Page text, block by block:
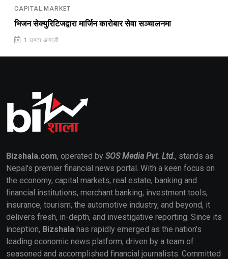
CAPITAL MARKET
भिजन सेक्युरिटिजद्वारा मार्जिन कारोबार सेवा सञ्चालनमा
1 घण्टा अगाडी
Bizshala.com, operated by SOS Media Pvt. Ltd., stands as
Nepal's premier financial news portal. With a keen focus on
the economy, capital markets, real estate, banking and
financial institutions, merchant banking, investment tools,
insurance, tourism, the automotive industry, and beyond, it
delivers fresh, in-depth, and investigative reporting. Since its
inception, Bizshala has rapidly emerged as the nation's
leading economic news platform, driven by a team of
seasoned and accomplished financial journalists. Committed